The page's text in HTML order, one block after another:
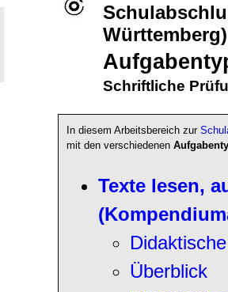
Württemberg)
Schriftliche
In diesem Arbeitsbereich zur
mit den verschiedenen
Texte lesen,
Überblick